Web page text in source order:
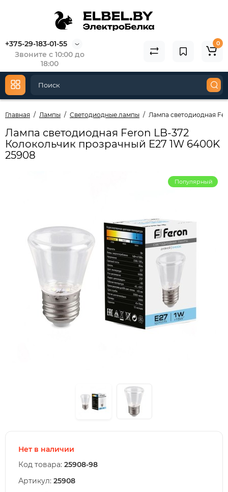
+375-29-183-01-55
Звоните с 10:00 до
18:00
0
Главная Лампы Светодиодные лампы Лампа светодиодная
Лампа светодиодная Feron LB-372
Колокольчик прозрачный E27 1W 6400K
25908
Популярный
Нет в наличии
Код товара: 25908-98
Артикул: 25908